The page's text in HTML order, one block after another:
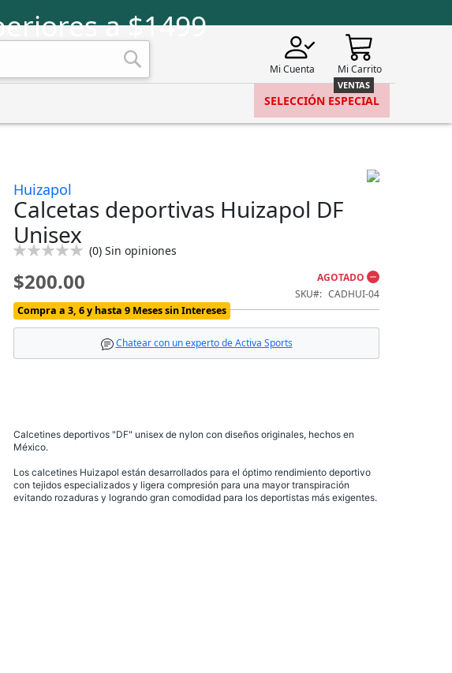
a $1499
Buscar
Mi Cuenta Mi Carrito
SELECCIÓN ESPECIAL
Huizapol
Calcetas deportivas Huizapol DF
Unisex
Calificación:
(0) Sin opiniones
$200.00
AGOTADO
SKU
CADHUI-04
Compra a 3, 6 y hasta 9 Meses sin Intereses
Chatear con un experto de Activa Sports
Calcetines deportivos "DF" unisex de nylon con diseños originales, hechos en
México.
Los calcetines Huizapol están desarrollados para el óptimo rendimiento deportivo
con tejidos especializados y ligera compresión para una mayor transpiración
evitando rozaduras y logrando gran comodidad para los deportistas más exigentes.